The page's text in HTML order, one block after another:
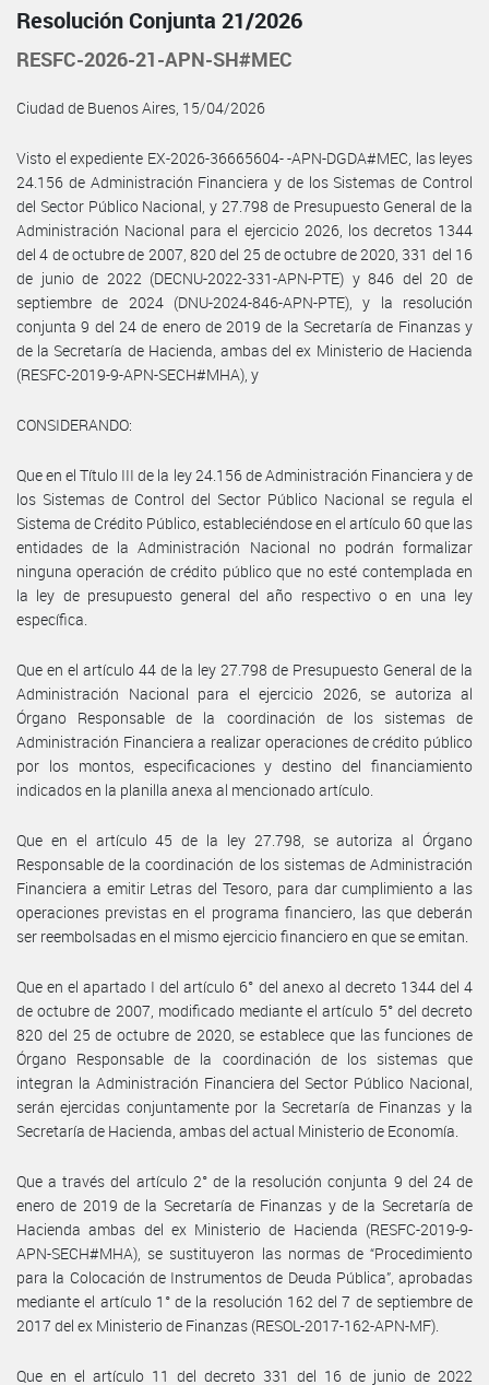
Resolución Conjunta 21/2026
RESFC-2026-21-APN-SH#MEC
Ciudad de Buenos Aires, 15/04/2026
Visto el expediente EX-2026-36665604- -APN-DGDA#MEC, las leyes
24.156 de Administración Financiera y de los Sistemas de Control
del Sector Público Nacional, y 27.798 de Presupuesto General de la
Administración Nacional para el ejercicio 2026, los decretos 1344
del 4 de octubre de 2007, 820 del 25 de octubre de 2020, 331 del 16
de junio de 2022 (DECNU-2022-331-APN-PTE) y 846 del 20 de
septiembre de 2024 (DNU-2024-846-APN-PTE), y la resolución
conjunta 9 del 24 de enero de 2019 de la Secretaría de Finanzas y
de la Secretaría de Hacienda, ambas del ex Ministerio de Hacienda
(RESFC-2019-9-APN-SECH#MHA), y
CONSIDERANDO:
Que en el Título III de la ley 24.156 de Administración Financiera y de
los Sistemas de Control del Sector Público Nacional se regula el
Sistema de Crédito Público, estableciéndose en el artículo 60 que las
entidades de la Administración Nacional no podrán formalizar
ninguna operación de crédito público que no esté contemplada en
la ley de presupuesto general del año respectivo o en una ley
específica.
Que en el artículo 44 de la ley 27.798 de Presupuesto General de la
Administración Nacional para el ejercicio 2026, se autoriza al
Órgano Responsable de la coordinación de los sistemas de
Administración Financiera a realizar operaciones de crédito público
por los montos, especificaciones y destino del financiamiento
indicados en la planilla anexa al mencionado artículo.
Que en el artículo 45 de la ley 27.798, se autoriza al Órgano
Responsable de la coordinación de los sistemas de Administración
Financiera a emitir Letras del Tesoro, para dar cumplimiento a las
operaciones previstas en el programa financiero, las que deberán
ser reembolsadas en el mismo ejercicio financiero en que se emitan.
Que en el apartado I del artículo 6° del anexo al decreto 1344 del 4
de octubre de 2007, modificado mediante el artículo 5° del decreto
820 del 25 de octubre de 2020, se establece que las funciones de
Órgano Responsable de la coordinación de los sistemas que
integran la Administración Financiera del Sector Público Nacional,
serán ejercidas conjuntamente por la Secretaría de Finanzas y la
Secretaría de Hacienda, ambas del actual Ministerio de Economía.
Que a través del artículo 2° de la resolución conjunta 9 del 24 de
enero de 2019 de la Secretaría de Finanzas y de la Secretaría de
Hacienda ambas del ex Ministerio de Hacienda (RESFC-2019-9-
APN-SECH#MHA), se sustituyeron las normas de “Procedimiento
para la Colocación de Instrumentos de Deuda Pública”, aprobadas
mediante el artículo 1° de la resolución 162 del 7 de septiembre de
2017 del ex Ministerio de Finanzas (RESOL-2017-162-APN-MF).
Que en el artículo 11 del decreto 331 del 16 de junio de 2022